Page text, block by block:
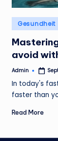
Posted
in
Gesundheit
avoid
Posted
Admin
In today's
faster than
Read More